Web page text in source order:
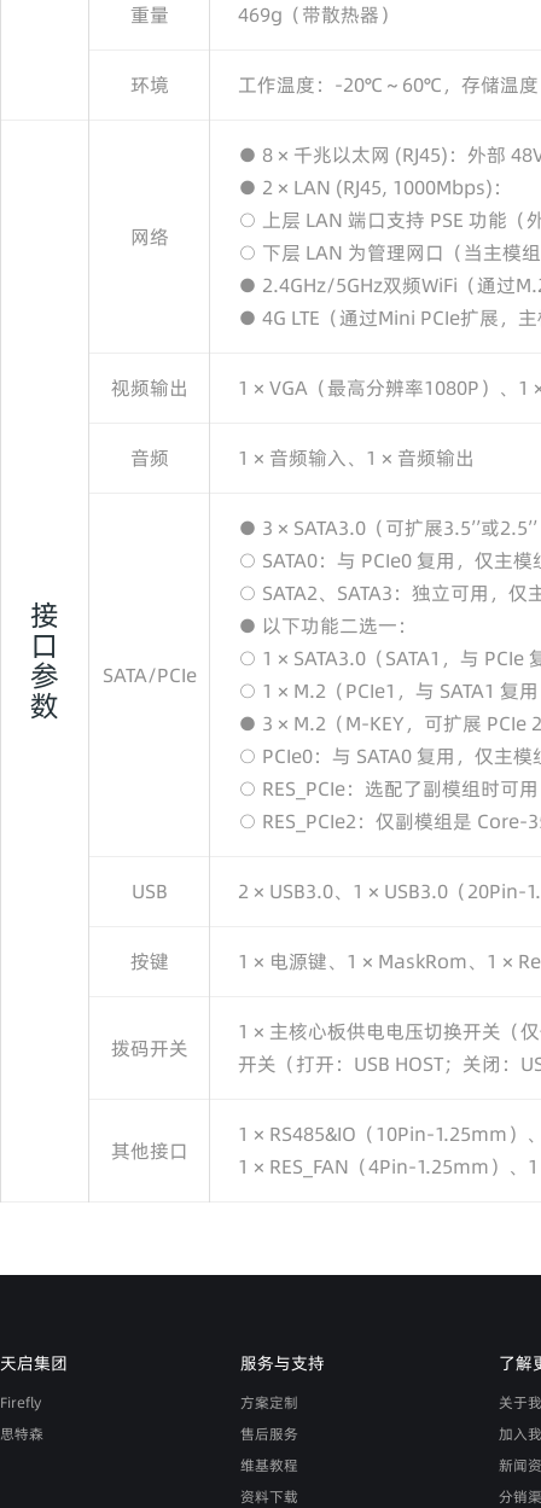
重量 469g（带散热器）
环境 工作温度：-20℃～60℃，存储温
接
口
参
数
网络
● 8 × 千兆以太网 (RJ45)：外部
● 2 × LAN (RJ45, 1000Mbps)：
○ 上层 LAN 端口支持 PSE 功能（
○ 下层 LAN 为管理网口（当主模
● 2.4GHz/5GHz双频WiFi（通过
● 4G LTE（通过Mini PCIe扩展，
视频输出 1 × VGA（最高分辨率1080P）、1
音频 1 × 音频输入、1 × 音频输出
SATA/PCIe
● 3 × SATA3.0（可扩展3.5’’或
○ SATA0：与 PCIe0 复用，仅主
○ SATA2、SATA3：独立可用，仅
● 以下功能二选一：
○ 1 × SATA3.0（SATA1，与 PCIe
○ 1 × M.2（PCIe1，与 SATA1 复
● 3 × M.2（M-KEY，可扩展 PCIe
○ PCIe0：与 SATA0 复用，仅主
○ RES_PCIe：选配了副模组时可用
○ RES_PCIe2：仅副模组是
USB 2 × USB3.0、1 × USB3.0（
按键 1 × 电源键、1 × MaskRom、1 ×
拨码开关
1 × 主核心板供电电压切换开关（
开关（打开：USB HOST；关闭：
其他接口
1 × RS485&IO（10Pin-1.25mm）
1 × RES_FAN（4Pin-1.25mm）
天启集团
Firefly
思特森
服务与支持
方案定制
售后服务
维基教程
资料下载
了解
关于
加入
新闻
分销